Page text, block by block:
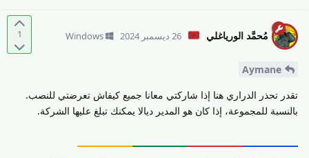
1 مُحمَّد الورياغلي 26 ديسمبر 2024 Windows
Aymane
تقدر تحذر الدراري هنا إذا شاركتي معانا جميع كيفاش تعرضتي للنصب.
بالنسبة للمجموعة، إذا كان هو المدير ديالا يمكنك تبلغ عليها الشركة.